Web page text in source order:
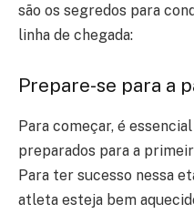
são os segredos para
linha de chegada:
Prepare-se para a
Para começar, é
preparados para a
Para ter sucesso nessa
atleta esteja bem